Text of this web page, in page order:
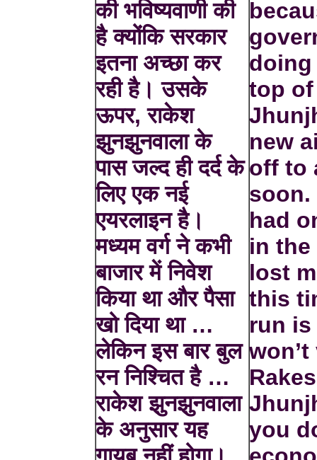
की भविष्यवाणी की
है क्योंकि सरकार
इतना अच्छा कर
रही है। उसके
ऊपर, राकेश
झुनझुनवाला के
पास जल्द ही दर्द के
लिए एक नई
एयरलाइन है।
मध्यम वर्ग ने कभी
बाजार में निवेश
किया था और पैसा
खो दिया था …
लेकिन इस बार बुल
रन निश्चित है …
राकेश झुनझुनवाला
के अनुसार यह
doing
top
new
off to
soon.
had
in the
lost
this
run
you